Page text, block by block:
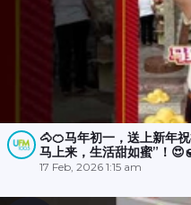
🐴🍊马年初一，送上新年
马上来，生活甜如蜜”！
17 Feb, 2026 1:15 am